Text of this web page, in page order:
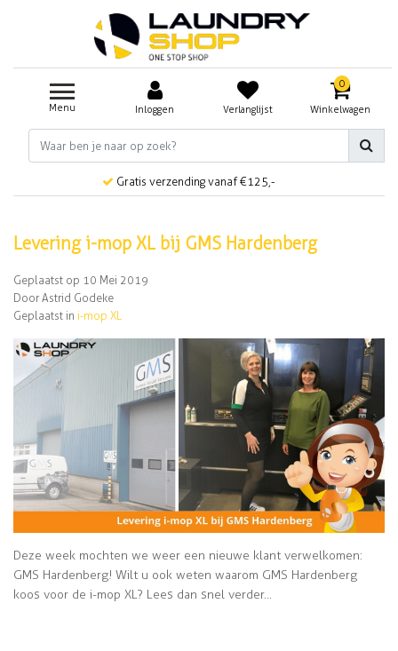
Menu Inloggen Verlanglijst
0
Winkelwagen
Gratis verzending vanaf €125,-
Levering i-mop XL bij GMS Hardenberg
Geplaatst op 10 Mei 2019
Door Astrid Godeke
Geplaatst in i-mop XL
Deze week mochten we weer een nieuwe klant verwelkomen:
GMS Hardenberg! Wilt u ook weten waarom GMS Hardenberg
koos voor de i-mop XL? Lees dan snel verder...